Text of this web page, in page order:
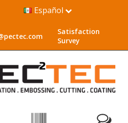
Español
Satisfaction
Survey